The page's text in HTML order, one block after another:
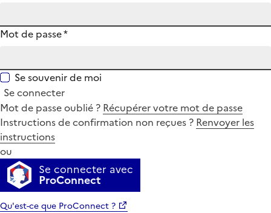
Mot de passe*
Se souvenir de moi
Se connecter
Mot de passe oublié ? Récupérer votre mot de passe
Instructions de confirmation non reçues ? Renvoyer les
instructions
ou
Se connecter avec
ProConnect
Qu'est-ce que ProConnect ?